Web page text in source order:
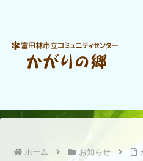
ホーム お知らせ